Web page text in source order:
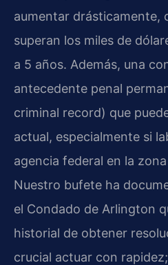
aumentar drásticamente,
superan los miles de
a 5 años. Además, una
antecedente penal
criminal record) que
actual, especialmente si
agencia federal en la
Nuestro bufete ha
el Condado de Arlington
historial de obtener
crucial actuar con